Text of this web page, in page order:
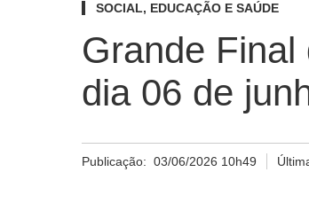
SOCIAL, EDUCAÇÃO E SAÚDE
Grande
dia 06 de
Publicação: 03/06/2026 10h49